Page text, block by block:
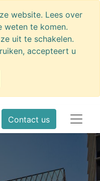
website. Lees over
weten te komen.
uit te schakelen.
accepteert u
Contact us